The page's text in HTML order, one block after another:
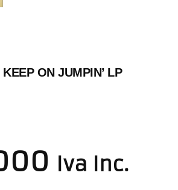
ON JUMPIN’ LP
Iva Inc.